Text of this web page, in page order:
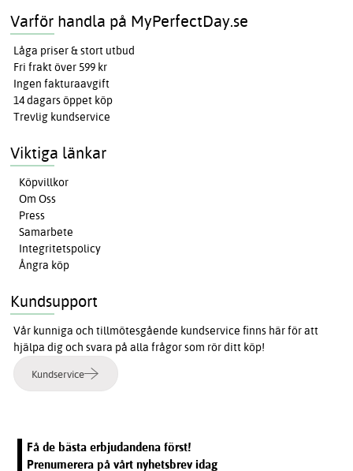
Varför handla på MyPerfectDay.se
Låga priser & stort utbud
Fri frakt över 599 kr
Ingen fakturaavgift
14 dagars öppet köp
Trevlig kundservice
Viktiga länkar
Köpvillkor
Om Oss
Press
Samarbete
Integritetspolicy
Ångra köp
Kundsupport
Vår kunniga och tillmötesgående kundservice finns här för att
hjälpa dig och svara på alla frågor som rör ditt köp!
Kundservice
Få de bästa erbjudandena först!
Prenumerera på vårt nyhetsbrev idag